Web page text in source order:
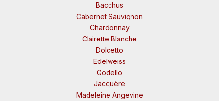
Bacchus
Cabernet Sauvignon
Chardonnay
Clairette Blanche
Dolcetto
Edelweiss
Godello
Jacquère
Madeleine Angevine